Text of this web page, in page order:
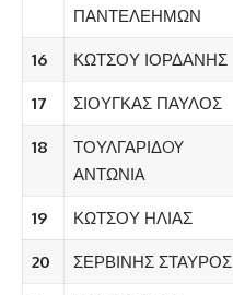
ΠΑΝΤΕΛΕΗΜΩΝ
16 ΚΩΤΣΟΥ ΙΟΡΔΑΝΗΣ
17 ΣΙΟΥΓΚΑΣ ΠΑΥΛΟΣ
18
ΤΟΥΛΓΑΡΙΔOY
ΑΝΤΩΝΙA
19 ΚΩΤΣΟΥ ΗΛΙΑΣ
20 ΣΕΡΒΙΝΗΣ ΣΤΑΥΡΟΣ